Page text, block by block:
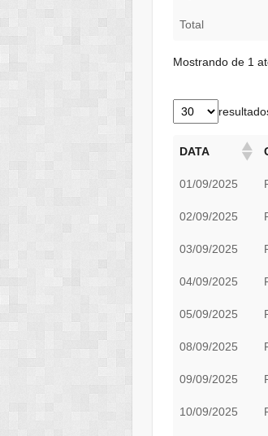
Total
Mostrando de 1
DATA
01/09/2025
02/09/2025
03/09/2025
04/09/2025
05/09/2025
08/09/2025
09/09/2025
10/09/2025